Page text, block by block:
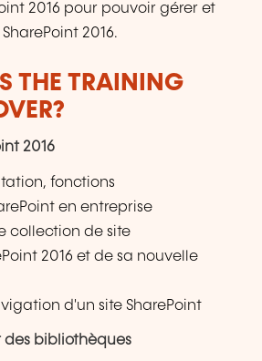
2016 pour pouvoir gérer et
2016.
THE TRAINING
2016
fonctions
en entreprise
collection de site
2016 et de sa nouvelle
d'un site SharePoint
des bibliothèques